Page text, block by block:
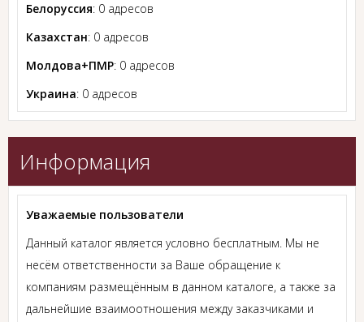
Белоруссия: 0 адресов
Казахстан: 0 адресов
Молдова+ПМР: 0 адресов
Украина: 0 адресов
Информация
Уважаемые пользователи
Данный каталог является условно бесплатным. Мы не
несём ответственности за Ваше обращение к
компаниям размещённым в данном каталоге, а также за
дальнейшие взаимоотношения между заказчиками и